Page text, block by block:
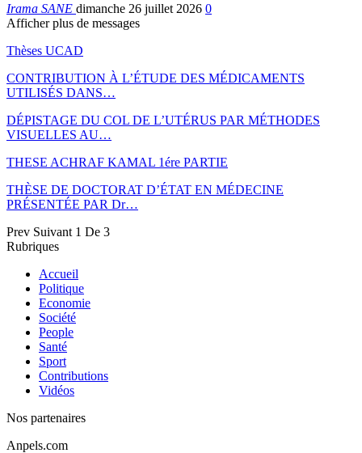
Irama SANE dimanche 26 juillet 2026 0
Afficher plus de messages
Thèses UCAD
CONTRIBUTION À L’ÉTUDE DES MÉDICAMENTS
UTILISÉS DANS…
DÉPISTAGE DU COL DE L’UTÉRUS PAR MÉTHODES
VISUELLES AU…
THESE ACHRAF KAMAL 1ére PARTIE
THÈSE DE DOCTORAT D’ÉTAT EN MÉDECINE
PRÉSENTÉE PAR Dr…
Prev Suivant 1 De 3
Rubriques
Accueil
Politique
Economie
Société
People
Santé
Sport
Contributions
Vidéos
Nos partenaires
Anpels.com